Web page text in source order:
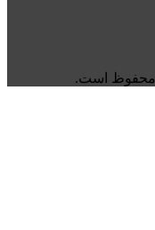
محفوظ است.